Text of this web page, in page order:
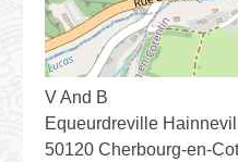
V And B
Equeurdreville
50120 Cherbourg-en-